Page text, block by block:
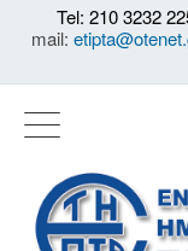
Tel: 210 3232
mail: